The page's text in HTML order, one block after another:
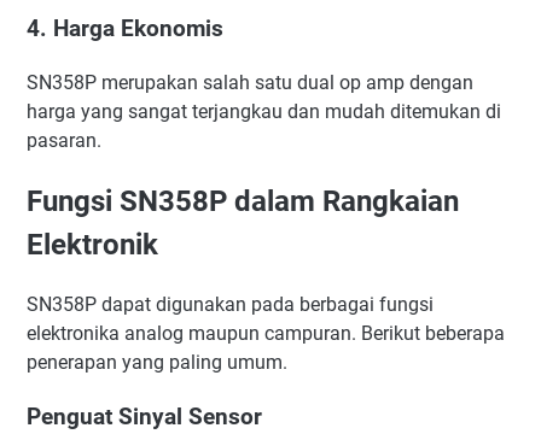
4. Harga Ekonomis
SN358P merupakan salah satu dual op amp dengan
harga yang sangat terjangkau dan mudah ditemukan di
pasaran.
Fungsi SN358P dalam Rangkaian
Elektronik
SN358P dapat digunakan pada berbagai fungsi
elektronika analog maupun campuran. Berikut beberapa
penerapan yang paling umum.
Penguat Sinyal Sensor